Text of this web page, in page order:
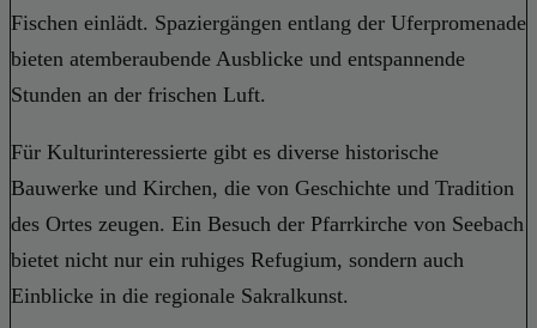
Fischen einlädt. Spaziergängen entlang der Uferpromenade
bieten atemberaubende Ausblicke und entspannende
Stunden an der frischen Luft.
Für Kulturinteressierte gibt es diverse historische
Bauwerke und Kirchen, die von Geschichte und Tradition
des Ortes zeugen. Ein Besuch der Pfarrkirche von Seebach
bietet nicht nur ein ruhiges Refugium, sondern auch
Einblicke in die regionale Sakralkunst.